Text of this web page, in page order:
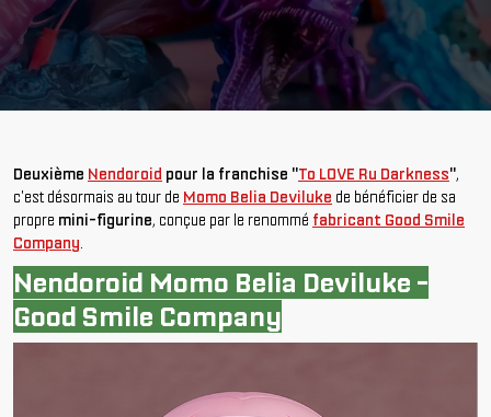
Deuxième Nendoroid pour la franchise "To LOVE Ru Darkness",
c'est désormais au tour de Momo Belia Deviluke de bénéficier de sa
propre mini-figurine, conçue par le renommé fabricant Good Smile
Company.
Nendoroid Momo Belia Deviluke -
Good Smile Company